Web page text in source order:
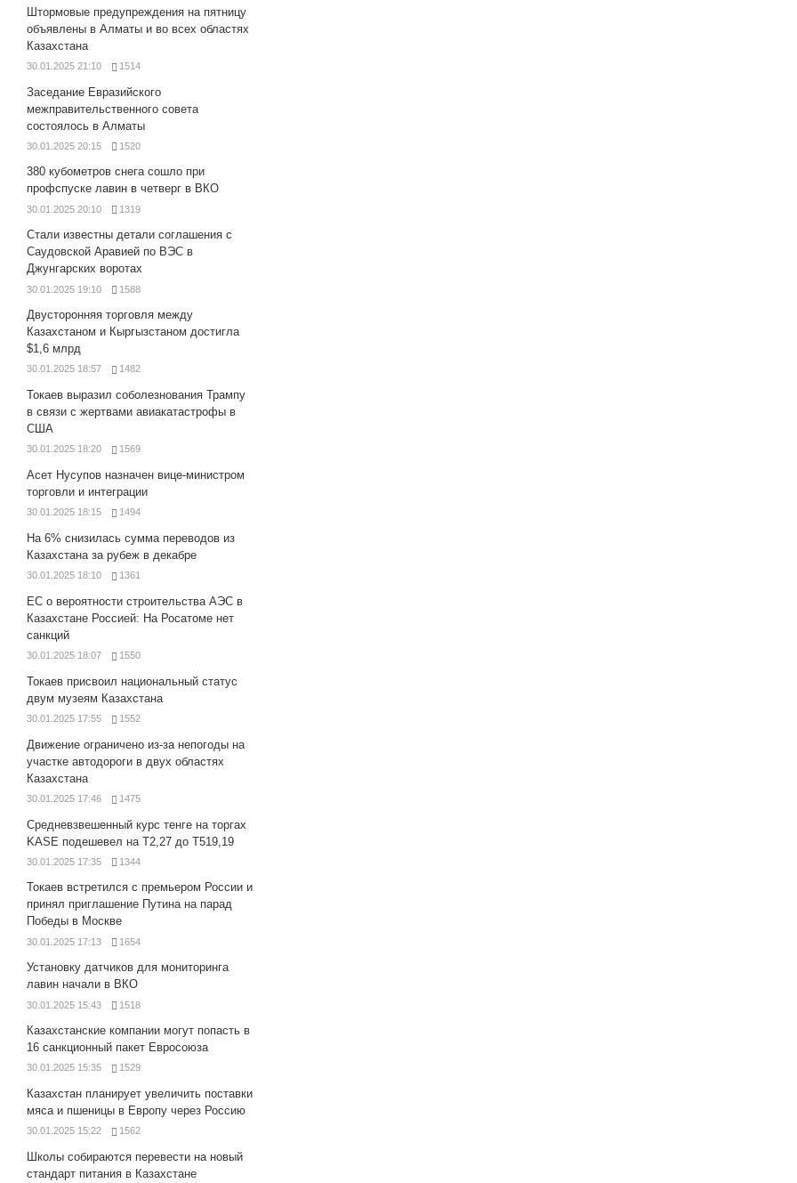
Штормовые предупреждения на пятницу
объявлены в Алматы и во всех областях
Казахстана
30.01.2025 21:10 1514
Заседание Евразийского
межправительственного совета
состоялось в Алматы
30.01.2025 20:15 1520
380 кубометров снега сошло при
профспуске лавин в четверг в ВКО
30.01.2025 20:10 1319
Стали известны детали соглашения с
Саудовской Аравией по ВЭС в
Джунгарских воротах
30.01.2025 19:10 1588
Двусторонняя торговля между
Казахстаном и Кыргызстаном достигла
$1,6 млрд
30.01.2025 18:57 1482
Токаев выразил соболезнования Трампу
в связи с жертвами авиакатастрофы в
США
30.01.2025 18:20 1569
Асет Нусупов назначен вице-министром
торговли и интеграции
30.01.2025 18:15 1494
На 6% снизилась сумма переводов из
Казахстана за рубеж в декабре
30.01.2025 18:10 1361
ЕС о вероятности строительства АЭС в
Казахстане Россией: На Росатоме нет
санкций
30.01.2025 18:07 1550
Токаев присвоил национальный статус
двум музеям Казахстана
30.01.2025 17:55 1552
Движение ограничено из-за непогоды на
участке автодороги в двух областях
Казахстана
30.01.2025 17:46 1475
Средневзвешенный курс тенге на торгах
KASE подешевел на Т2,27 до Т519,19
30.01.2025 17:35 1344
Токаев встретился с премьером России и
принял приглашение Путина на парад
Победы в Москве
30.01.2025 17:13 1654
Установку датчиков для мониторинга
лавин начали в ВКО
30.01.2025 15:43 1518
Казахстанские компании могут попасть в
16 санкционный пакет Евросоюза
30.01.2025 15:35 1529
Казахстан планирует увеличить поставки
мяса и пшеницы в Европу через Россию
30.01.2025 15:22 1562
Школы собираются перевести на новый
стандарт питания в Казахстане